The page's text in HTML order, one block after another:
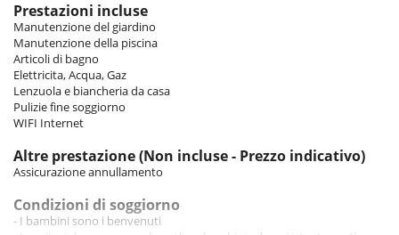
Room, 1st floor, view of the sea. This bedroom has 1 double bed 180
cm. Bathroom private, with bathtub, shower. separate WC room. This
bedroom includes also air conditioning, dressing room, private
terrace.
Room 4
Room, 2nd floor. This bedroom has 1 double bed 160 cm. Bathroom
private, with shower. separate WC room. This bedroom includes also
The house offers pleasant interiors, both comfortable and well-
equipped.
Prestazioni incluse
Manutenzione del giardino
Manutenzione della piscina
Articoli di bagno
Elettricita, Acqua, Gaz
Lenzuola e biancheria da casa
Pulizie fine soggiorno
WIFI Internet
Altre prestazione (Non incluse - Prezzo indicativo)
Assicurazione annullamento
Condizioni di soggiorno
- I bambini sono i benvenuti